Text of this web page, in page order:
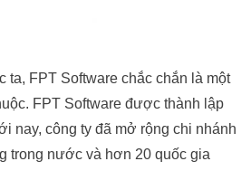
FPT Software chắc chắn là một
FPT Software được thành lập
nay, công ty đã mở rộng chi nhánh
trong nước và hơn 20 quốc gia